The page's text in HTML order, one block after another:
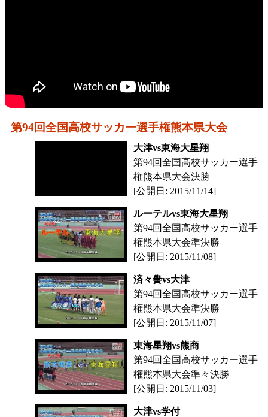
第94回全国高校サッカー選手権熊本県大会
大津vs東海大星翔
第94回全国高校サッカー選手
権熊本県大会決勝
[公開日: 2015/11/14]
ルーテルvs東海大星翔
第94回全国高校サッカー選手
権熊本県大会準決勝
[公開日: 2015/11/08]
済々黌vs大津
第94回全国高校サッカー選手
権熊本県大会準決勝
[公開日: 2015/11/07]
東海星翔vs熊商
第94回全国高校サッカー選手
権熊本県大会準々決勝
[公開日: 2015/11/03]
大津vs学付